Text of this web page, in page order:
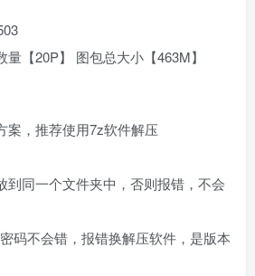
【20P】 图包总大小【463M】
案，推荐使用7z软件解压
到同一个文件夹中，否则报错，不会
码不会错，报错换解压软件，是版本